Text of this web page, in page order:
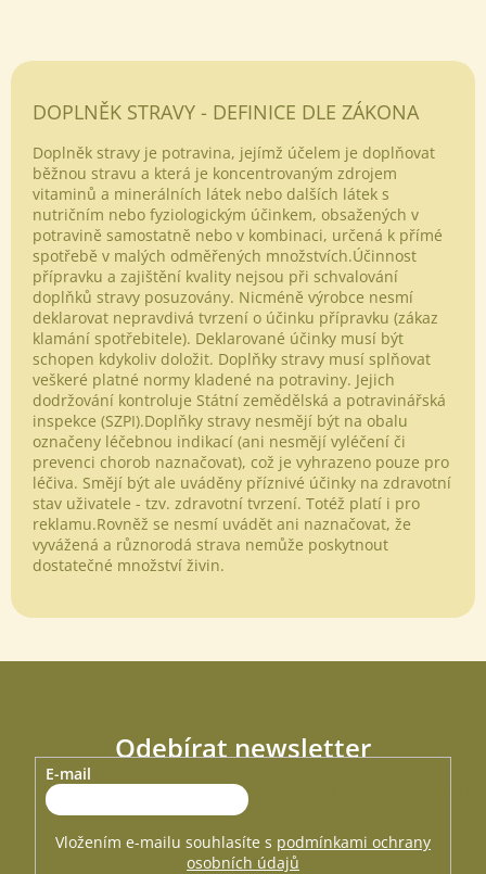
DOPLNĚK STRAVY - DEFINICE DLE ZÁKONA
Doplněk stravy je potravina, jejímž účelem je doplňovat
běžnou stravu a která je koncentrovaným zdrojem
vitaminů a minerálních látek nebo dalších látek s
nutričním nebo fyziologickým účinkem, obsažených v
potravině samostatně nebo v kombinaci, určená k přímé
spotřebě v malých odměřených množstvích.Účinnost
přípravku a zajištění kvality nejsou při schvalování
doplňků stravy posuzovány. Nicméně výrobce nesmí
deklarovat nepravdivá tvrzení o účinku přípravku (zákaz
klamání spotřebitele). Deklarované účinky musí být
schopen kdykoliv doložit. Doplňky stravy musí splňovat
veškeré platné normy kladené na potraviny. Jejich
dodržování kontroluje Státní zemědělská a potravinářská
inspekce (SZPI).Doplňky stravy nesmějí být na obalu
označeny léčebnou indikací (ani nesmějí vyléčení či
prevenci chorob naznačovat), což je vyhrazeno pouze pro
léčiva. Smějí být ale uváděny příznivé účinky na zdravotní
stav uživatele - tzv. zdravotní tvrzení. Totéž platí i pro
reklamu.Rovněž se nesmí uvádět ani naznačovat, že
vyvážená a různorodá strava nemůže poskytnout
dostatečné množství živin.
Odebírat newsletter
Vložte svůj e-mail a my vám budeme zasílat informace o nových
produktech na našem e-shopu.
E-mail
Vložením e-mailu souhlasíte s podmínkami ochrany
osobních údajů
Odeslat
Powered by chaterimo